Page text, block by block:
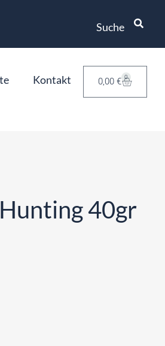
Suche
Kontakt 0,00 € 0
40gr